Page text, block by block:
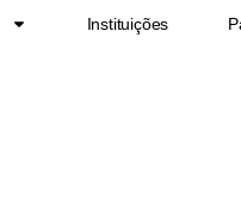
Instituições